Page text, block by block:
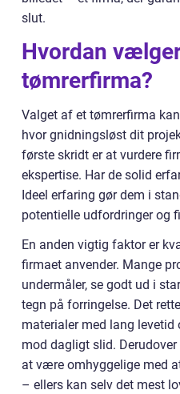
slut.
Hvordan
tømrerfirma?
Valget af et tømrerfirma
hvor gnidningsløst dit
første skridt er at vurdere
ekspertise. Har de solid
Ideel erfaring gør dem i
potentielle udfordringer og
En anden vigtig faktor er
firmaet anvender. Mange
undermåler, se godt ud i
tegn på forringelse. Det
materialer med lang
mod dagligt slid.
at være omhyggelige med
– ellers kan selv det mest